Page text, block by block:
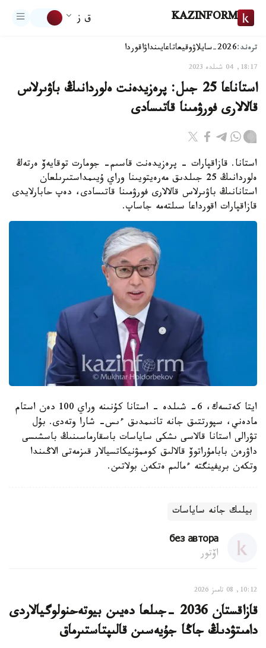
KAZINFORM ق ز
ترەند:2026-سايلاۋ وقيعاتاعايىنداۋاقوردا
18:17, 04 شىلدە 2023
استاناعا 25 جىل: پرەزيدەنت ەلوردانىڭ باۋىرلاس
قالالارى فورۋمىنا قاتىسادى
استانا. قازاقپارات - پرەزيدەنت قاسىم- جومارت توقايەۆ ەرتەڭ
ەلوردانىڭ 25 جىلدىق مەرەيتويىنا وراي ۇيىمداستىرىلعان
استانانىڭ باۋىرلاس قالالارى فورۋمىنا قاتىسادى، دەپ حابارلايدى
قازاقپارات اقورداعا سىلتەمە جاساپ.
ايتا كەتسەك، 6- شىلدە - استانا كۇنىنە وراي 100 دەن استام
مادەني، سپورتتىق جانە تانىمدىق ءىس- شارا وتەدى. بۇل
تۋرالى استانا قالاسى ىشكى ساياسات باسقارماسىنىڭ باسشىسى
داۋرەن بابامۇراتوۆ قالالىق كوممۋنيكاتسيالار قىزمەتى الاڭىندا
وتكەن بريفينگتە ءمالىم ەتكەن بولاتىن.
بيلىك جانە ساياسات
без автора
اۆتور
10:12, 08 تامىز 2026
قازاقستان 2036 -جىلعا دەيىن بيوتەحنولوگيالاردى
دامىتۋدىڭ جاڭا جۇيەسىن قالىپتاستىرماق